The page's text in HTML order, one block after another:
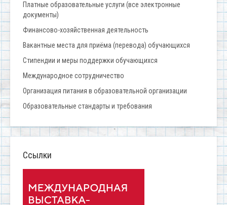
Платные образовательные услуги (все электронные
документы)
Финансово-хозяйственная деятельность
Вакантные места для приёма (перевода) обучающихся
Стипендии и меры поддержки обучающихся
Международное сотрудничество
Организация питания в образовательной организации
Образовательные стандарты и требования
Ссылки